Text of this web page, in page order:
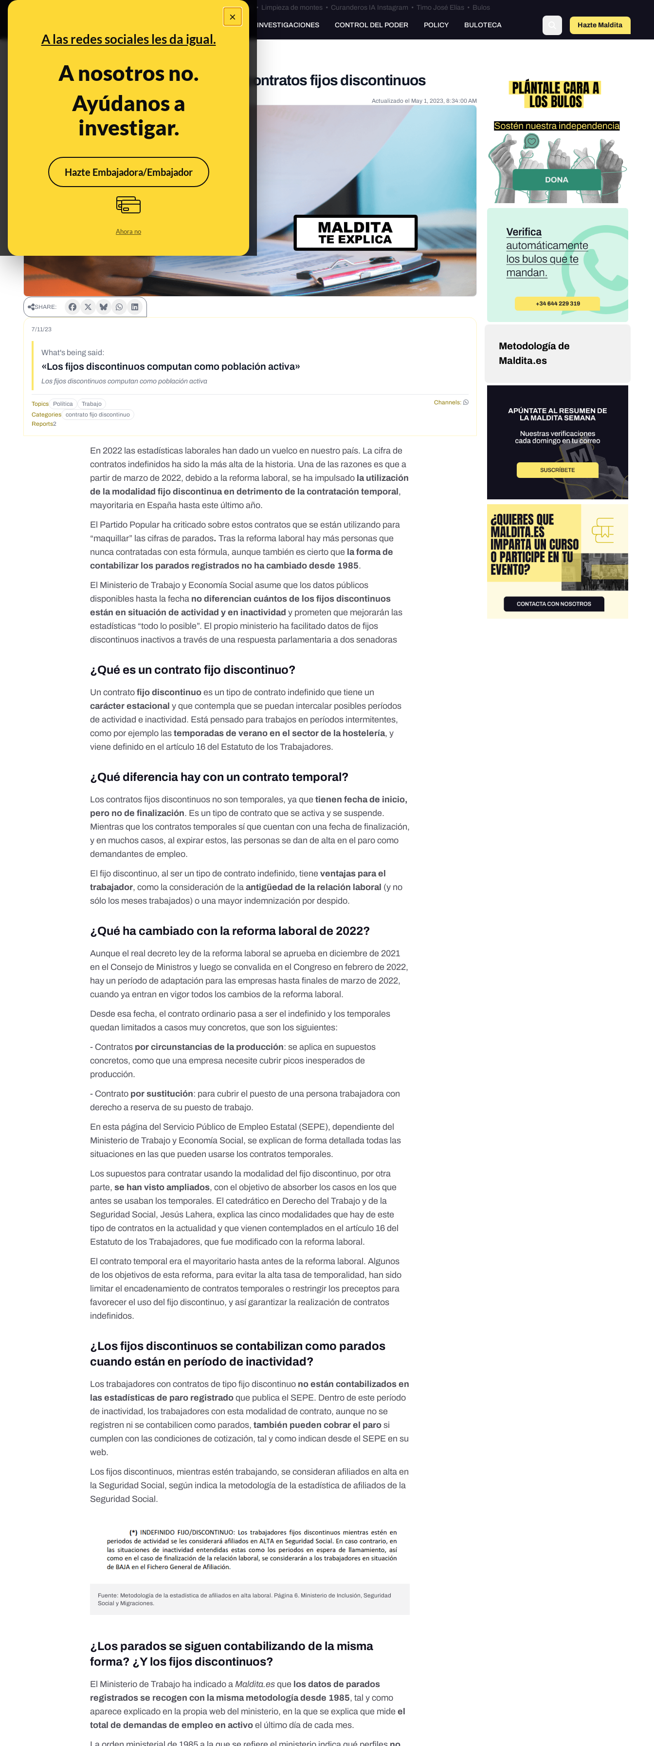
×
A las redes sociales les da igual.
A nosotros no.
Ayúdanos a
investigar.
Hazte Embajadora/Embajador
Ahora no
Bulos Ceuta • Limpieza de montes• Curanderos IA Instagram • Timo José Elías• Bulos
PREBUNKING INVESTIGACIONES CONTROL DEL PODER POLICY BULOTECA Hazte Maldito
Preguntas y respuestas sobre los contratos fijos discontinuos
Jan 5, 2023, 6:56:07 PM Actualizado el May 1, 2023, 8:34:00 AM
SHARE:
7/11/23
What's being said:
«Los fijos discontinuos computan como población activa»
Los fijos discontinuos computan como población activa
Topics Política Trabajo
Channels:
Categories
contrato fijo discontinuo
Reports2
En 2022 las estadísticas laborales han dado un vuelco en nuestro país. La cifra de
contratos indefinidos ha sido la más alta de la historia. Una de las razones es que a
partir de marzo de 2022, debido a la reforma laboral, se ha impulsado la utilización
de la modalidad fijo discontinua en detrimento de la contratación temporal ,
mayoritaria en España hasta este último año.
El Partido Popular ha criticado sobre estos contratos que se están utilizando para
“maquillar” las cifras de parados.Tras la reforma laboral hay más personas que
nunca contratadas con esta fórmula, aunque también es cierto que la forma de
contabilizar los parados registrados no ha cambiado desde 1985.
El Ministerio de Trabajo y Economía Social asume que los datos públicos
disponibles hasta la fecha no diferencian cuántos de los fijos discontinuos
están en situación de actividad y en inactividad y prometen que mejorarán las
estadísticas “todo lo posible”. El propio ministerio ha facilitado datos de fijos
discontinuos inactivos a través de una respuesta parlamentaria a dos senadoras
¿Qué es un contrato fijo discontinuo?
Un contratofijo discontinuo es un tipo de contrato indefinido que tiene un
carácter estacional y que contempla que se puedan intercalar posibles períodos
de actividad e inactividad. Está pensado para trabajos en períodos intermitentes,
como por ejemplo lastemporadas de verano en el sector de la hostelería, y
viene definido en el artículo 16 del Estatuto de los Trabajadores.
¿Qué diferencia hay con un contrato temporal?
Los contratos fijos discontinuos no son temporales, ya quetienen fecha de inicio,
pero no de finalización. Es un tipo de contrato que se activa y se suspende.
Mientras que los contratos temporales sí que cuentan con una fecha de finalización,
y en muchos casos, al expirar estos, las personas se dan de alta en el paro como
demandantes de empleo.
El fijo discontinuo, al ser un tipo de contrato indefinido, tieneventajas para el
trabajador, como la consideración de laantigüedad de la relación laboral (y no
sólo los meses trabajados) o una mayor indemnización por despido.
¿Qué ha cambiado con la reforma laboral de 2022?
Aunque el real decreto ley de la reforma laboral se aprueba en diciembre de 2021
en el Consejo de Ministros y luego se convalida en el Congreso en febrero de 2022,
hay un período de adaptación para las empresas hasta finales de marzo de 2022,
cuando ya entran en vigor todos los cambios de la reforma laboral.
Desde esa fecha, el contrato ordinario pasa a ser el indefinido y los temporales
quedan limitados a casos muy concretos, que son los siguientes:
- Contratos por circunstancias de la producción: se aplica en supuestos
concretos, como que una empresa necesite cubrir picos inesperados de
producción.
- Contrato por sustitución: para cubrir el puesto de una persona trabajadora con
derecho a reserva de su puesto de trabajo.
En esta página del Servicio Público de Empleo Estatal (SEPE), dependiente del
Ministerio de Trabajo y Economía Social, se explican de forma detallada todas las
situaciones en las que pueden usarse los contratos temporales.
Los supuestos para contratar usando la modalidad del fijo discontinuo, por otra
parte,se han visto ampliados, con el objetivo de absorber los casos en los que
antes se usaban los temporales. El catedrático en Derecho del Trabajo y de la
Seguridad Social, Jesús Lahera, explica las cinco modalidades que hay de este
tipo de contratos en la actualidad y que vienen contemplados en el artículo 16 del
Estatuto de los Trabajadores, que fue modificado con la reforma laboral.
El contrato temporal erael mayoritario hasta antes de la reforma laboral . Algunos
de losobjetivos de esta reforma, para evitar la alta tasa de temporalidad, han sido
limitar el encadenamiento de contratos temporales o restringir los preceptos para
favorecer el uso del fijo discontinuo, y así garantizar la realización de contratos
indefinidos.
¿Los fijos discontinuos se contabilizan como parados
cuando están en período de inactividad?
Los trabajadores con contratos de tipo fijo discontinuo no están contabilizados en
las estadísticas de paro registrado que publica el SEPE. Dentro de este período
de inactividad, los trabajadores con esta modalidad de contrato, aunque no se
registren ni se contabilicen como parados,también pueden cobrar el paro si
cumplen con las condiciones de cotización, tal y como indican desde el SEPE en su
web.
Los fijos discontinuos, mientras estén trabajando, se consideran afiliados en alta en
la Seguridad Social, según indica la metodología de la estadística de afiliados de la
Seguridad Social .
Fuente: Metodología de la estadística de afiliados en alta laboral. Página 6. Ministerio de Inclusión, Seguridad
Social y Migraciones.
¿Los parados se siguen contabilizando de la misma
forma? ¿Y los fijos discontinuos?
El Ministerio de Trabajo ha indicado a Maldita.es que los datos de parados
registrados se recogen con la misma metodología desde 1985, tal y como
aparece explicado en la propia web del ministerio, en la que se explica que mideel
total de demandas de empleo en activo el último día de cada mes.
Metodología de
Maldita.es